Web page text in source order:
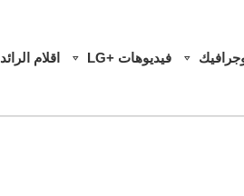
فيديوهات +LG اقلام الرائد